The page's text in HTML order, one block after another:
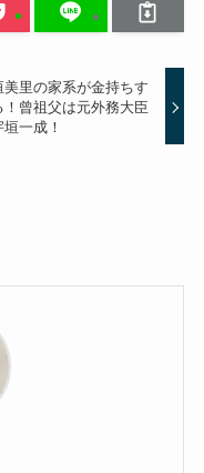
美里の家系が金持ちす
！曾祖父は元外務大臣
一成！